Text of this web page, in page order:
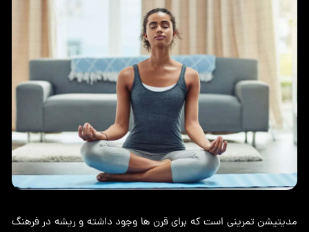
مدیتیشن تمرینی است که برای قرن ها وجود داشته و ریشه در فرهنگ